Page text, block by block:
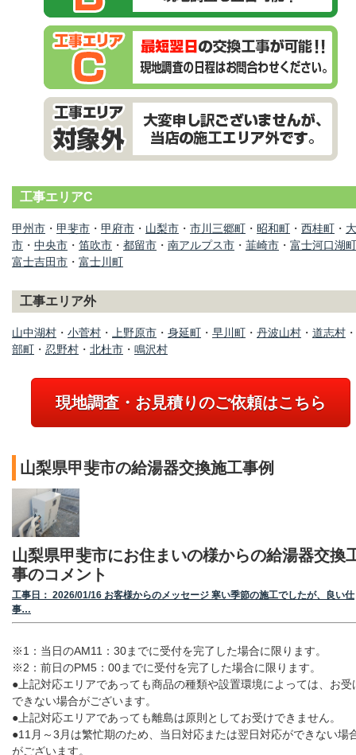
工事エリアC
甲州市 ・ 甲斐市 ・ 甲府市 ・ 山梨市 ・ 市川三郷町 ・ 昭和町 ・ 西桂町 ・
市 ・ 中央市 ・ 笛吹市 ・ 都留市 ・ 南アルプス市 ・ 韮崎市 ・ 富士河口湖町
富士吉田市 ・ 富士川町
工事エリア外
山中湖村 ・ 小菅村 ・ 上野原市 ・ 身延町 ・ 早川町 ・ 丹波山村 ・ 道志村 ・
部町 ・ 忍野村 ・ 北杜市 ・ 鳴沢村
現地調査・お見積りのご依頼はこちら
山梨県甲斐市の給湯器交換施工事例
山梨県甲斐市にお住まいの様からの給湯器交換
事のコメント
工事日： 2026/01/16 お客様からのメッセージ 寒い季節の施工でしたが、良い仕
事…
※1：当日のAM11：30までに受付を完了した場合に限ります。
※2：前日のPM5：00までに受付を完了した場合に限ります。
●上記対応エリアであっても商品の種類や設置環境によっては、お受
できない場合がございます。
●上記対応エリアであっても離島は原則としてお受けできません。
●11月～3月は繁忙期のため、当日対応または翌日対応ができない場
がございます。